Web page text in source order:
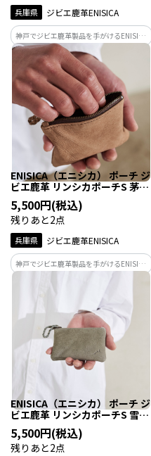
兵庫県 ジビエ鹿革ENISICA
神戸でジビエ鹿革製品を手がけるENISICA
が作った、しなやかで軽い、使い勝手の
よいサイズのポーチ。カラーは古墨（こ
ぼく）。弥生時代の墨や硯が出土してい
る九州、そのルーツの黒を表すダークグ
レー。
ENISICA（エニシカ） ポーチ ジ
ビエ鹿革 リンシカポーチS 茅葺
（かやぶき） 1個
5,500円(税込)
残りあと2点
兵庫県 ジビエ鹿革ENISICA
神戸でジビエ鹿革製品を手がけるENISICA
が作った、しなやかで軽い、使い勝手の
よいサイズのポーチ。カラーは茅葺（か
やぶき）。人々と自然が共存する里山の
暮らし、その懐かしい原風景にちなんだ
キャメル。
ENISICA（エニシカ） ポーチ ジ
ビエ鹿革 リンシカポーチS 雪曇
（ゆきぐもり） 1個
5,500円(税込)
残りあと2点